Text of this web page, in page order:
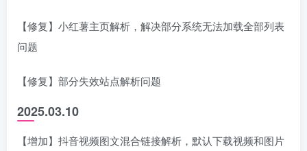
【修复】小红薯主页解析，解决部分系统无法加载全部列表
问题
【修复】部分失效站点解析问题
2025.03.10
【增加】抖音视频图文混合链接解析，默认下载视频和图片